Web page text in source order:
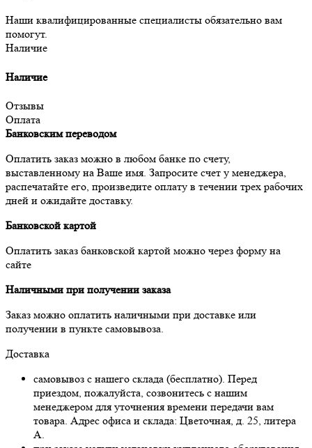
Наши квалифицированные специалисты обязательно вам
помогут.
Наличие
Наличие
Отзывы
Оплата
Банковским переводом
Оплатить заказ можно в любом банке по счету,
выставленному на Ваше имя. Запросите счет у менеджера,
распечатайте его, произведите оплату в течении трех рабочих
дней и ожидайте доставку.
Банковской картой
Оплатить заказ банковской картой можно через форму на
сайте
Наличными при получении заказа
Заказ можно оплатить наличными при доставке или
получении в пункте самовывоза.
Доставка
самовывоз с нашего склада (бесплатно). Перед
приездом, пожалуйста, созвонитесь с нашим
менеджером для уточнения времени передачи вам
товара. Адрес офиса и склада: Цветочная, д. 25, литера
А.